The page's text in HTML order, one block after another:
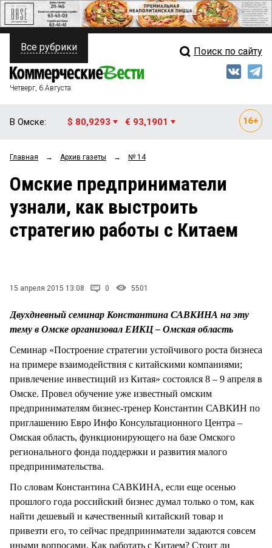
ПОЛИТИКА
ФИНАНСЫ
ОБЩЕСТВО
ЗАКОН
НОВОСТИ КОМПАНИЙ
Свежий выпуск
Рейтинги
Блоги
Архив
Все рубрики Поиск по сайту
Четверг, 6 Августа
В Омске: $ 80,9293 € 93,1901
Главная → Архив газеты → № 14
Омские предприниматели
узнали, как выстроить
стратегию работы с Китаем
15 апреля 2015 13:08 0 5501
Двухдневный семинар Константина САВКИНА на эту
тему в Омске организовал ЕИКЦ – Омская область
Семинар «Построение стратегии устойчивого роста бизнеса
на примере взаимодействия с китайскими компаниями;
привлечение инвестиций из Китая» состоялся 8 – 9 апреля в
Омске. Провел обучение уже известный омским
предпринимателям бизнес-тренер Константин САВКИН по
приглашению Евро Инфо Консультационного Центра –
Омская область, функционирующего на базе Омского
регионального фонда поддержки и развития малого
предпринимательства.
По словам Константина САВКИНА, если еще осенью
прошлого года российский бизнес думал только о том, как
найти дешевый и качественный китайский товар и
привезти его, то сейчас предприниматели задаются совсем
иными вопросами. Как работать с Китаем? Стоит ли